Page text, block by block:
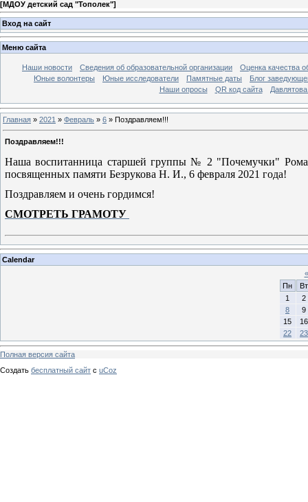
[МДОУ детский сад "Тополек"]
Вход на сайт
Меню сайта
Наши новости Сведения об образовательной организации
Оценка качества
Юные волонтеры
Юные исследователи Памятные даты
Блог
Наши опросы
QR код сайта
Главная » 2021 » Февраль » 6 » Поздравляем!!!
Поздравляем!!!
Наша воспитанница старшей группы № 2 "Почемучки"
посвященных памяти Безрукова Н. И., 6 февраля 2021 года!
Поздравляем и очень гордимся!
СМОТРЕТЬ ГРАМОТУ
Calendar
«
Пн
Вт
1
2
8
9
15
16
22
23
Полная версия сайта
Создать бесплатный сайт с uCoz